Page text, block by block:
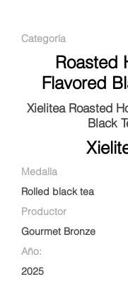
Categoría
Roasted
Flavored
Xielitea Roasted
Black
Medalla
Rolled black tea
Productor
Gourmet Bronze
Año:
2025